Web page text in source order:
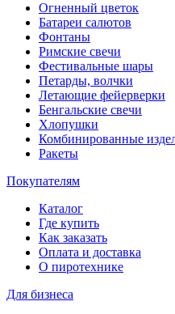
Огненный цветок
Батареи салютов
Фонтаны
Римские свечи
Фестивальные шары
Петарды, волчки
Летающие фейерверки
Бенгальские свечи
Хлопушки
Комбинированные
Ракеты
Покупателям
Каталог
Где купить
Как заказать
Оплата и доставка
О пиротехнике
Для бизнеса